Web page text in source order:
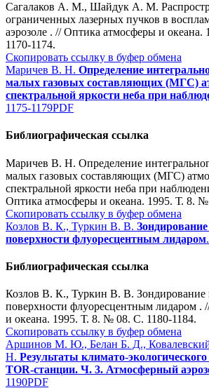
Сагалаков А. М., Шайдук А. М.
ограниченных лазерных пучков в
аэрозоле . // Оптика атмосферы и
1170-1174.
Скопировать ссылку в буфер обмена
Маричев В. Н. Определение
малых газовых составляющих (МГС)
спектральной яркости неба при
1175-1179PDF
Библиографическая ссылка
Маричев В. Н. Определение
малых газовых составляющих (МГС)
спектральной яркости неба при
Оптика атмосферы и океана. 1995. Т. 8.
Скопировать ссылку в буфер обмена
Козлов В. К., Туркин В. В.
поверхности флуоресцентным лидаром
Библиографическая ссылка
Козлов В. К., Туркин В. В. Зондирование
поверхности флуоресцентным лидаром .
и океана. 1995. Т. 8. № 08. С. 1180-1184.
Скопировать ссылку в буфер обмена
Аршинов М. Ю., Белан Б. Д.,
Н. Результаты климато-
ТОR-станции. Ч. 3. Атмосферный
1190PDF